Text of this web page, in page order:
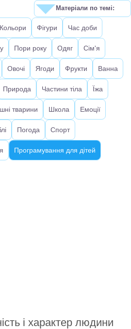
Кольори Фігури Час доби
Пори року Одяг Сім'я
Овочі Ягоди Фрукти Ванна
Природа Частини тіла Їжа
тварини Школа Емоції
Погода Спорт
Програмування для дітей
і характер людини
Матеріали по темі: